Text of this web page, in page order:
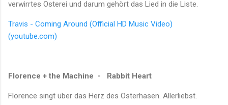
verwirrtes Osterei und darum gehört das Lied in die Liste.
Travis - Coming Around (Official HD Music Video)
(youtube.com)
Florence + the Machine - Rabbit Heart
Florence singt über das Herz des Osterhasen. Allerliebst.